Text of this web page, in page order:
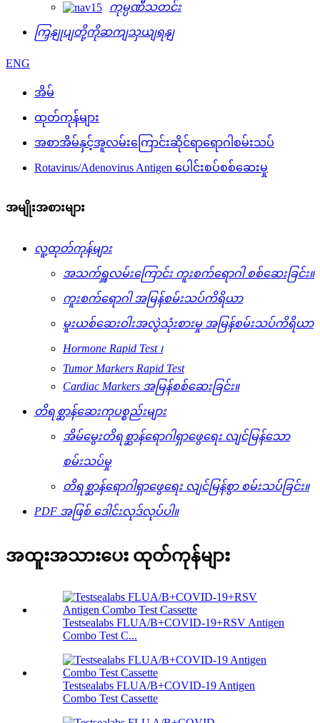
ကုမ္ပဏီသတင်း
ကြှနျုပျတို့ကိုဆကျသှယျရနျ
ENG
အိမ်
ထုတ်ကုန်များ
အစာအိမ်နှင့်အူလမ်းကြောင်းဆိုင်ရာရောဂါစမ်းသပ်
Rotavirus/Adenovirus Antigen ပေါင်းစပ်စစ်ဆေးမှု
အမျိုးအစားများ
လူ့ထုတ်ကုန်များ
အသက်ရှူလမ်းကြောင်း ကူးစက်ရောဂါ စစ်ဆေးခြင်း။
ကူးစက်ရောဂါ အမြန်စမ်းသပ်ကိရိယာ
မူးယစ်ဆေးဝါးအလွဲသုံးစားမှု အမြန်စမ်းသပ်ကိရိယာ
Hormone Rapid Test ၊
Tumor Markers Rapid Test
Cardiac Markers အမြန်စစ်ဆေးခြင်း။
တိရစ္ဆာန်ဆေးကုပစ္စည်းများ
အိမ်မွေးတိရစ္ဆာန်ရောဂါရှာဖွေရေး လျင်မြန်သော
စမ်းသပ်မှု
တိရစ္ဆာန်ရောဂါရှာဖွေရေး လျင်မြန်စွာ စမ်းသပ်ခြင်း။
PDF အဖြစ် ဒေါင်းလုဒ်လုပ်ပါ။
အထူးအသားပေး ထုတ်ကုန်များ
Testsealabs FLUA/B+COVID-19+RSV Antigen
Combo Test C...
Testsealabs FLUA/B+COVID-19 Antigen
Combo Test Cassette